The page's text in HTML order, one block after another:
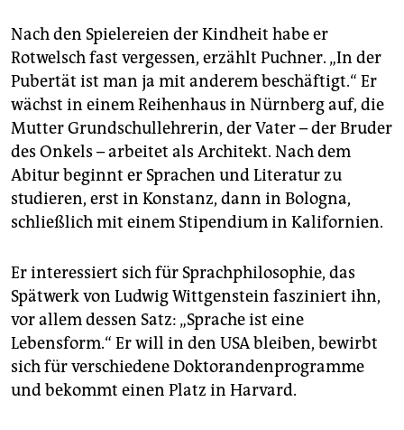
Nach den Spielereien der Kindheit habe er
Rotwelsch fast vergessen, erzählt Puchner. „In der
Pubertät ist man ja mit anderem beschäftigt.“ Er
wächst in einem Reihenhaus in Nürnberg auf, die
Mutter Grundschullehrerin, der Vater – der Bruder
des Onkels – arbeitet als Architekt. Nach dem
Abitur beginnt er Sprachen und Literatur zu
studieren, erst in Konstanz, dann in Bologna,
schließlich mit einem Stipendium in Kalifornien.
Er interessiert sich für Sprachphilosophie, das
Spätwerk von Ludwig Wittgenstein fasziniert ihn,
vor allem dessen Satz: „Sprache ist eine
Lebensform.“ Er will in den USA bleiben, bewirbt
sich für verschiedene Doktorandenprogramme
und bekommt einen Platz in Harvard.